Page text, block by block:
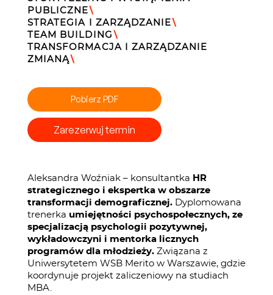
PUBLICZNE \
STRATEGIA I ZARZĄDZANIE \
TEAM BUILDING \
TRANSFORMACJA I ZARZĄDZANIE
ZMIANĄ\
Pobierz PDF
Zarezerwuj termin
Aleksandra Woźniak – konsultantka HR
strategicznego i ekspertka w obszarze
transformacji demograficznej. Dyplomowana
trenerka umiejętności psychospołecznych, ze
specjalizacją psychologii pozytywnej,
wykładowczyni i mentorka licznych
programów dla młodzieży. Związana z
Uniwersytetem WSB Merito w Warszawie, gdzie
koordynuje projekt zaliczeniowy na studiach
MBA.